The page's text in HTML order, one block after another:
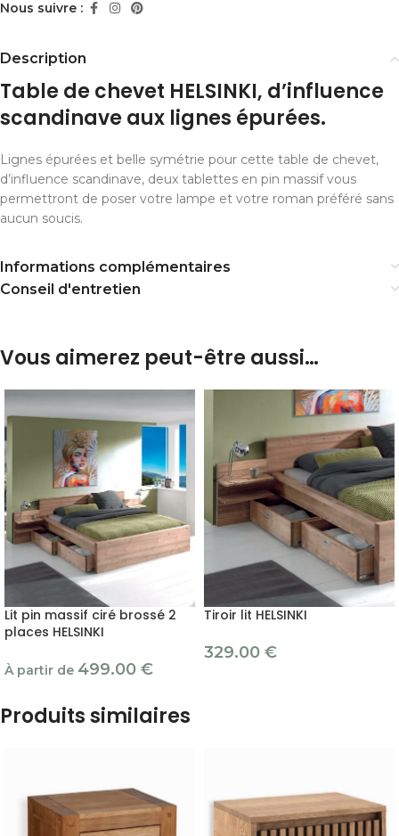
Nous suivre :
Description
Table de chevet HELSINKI, d’influence
scandinave aux lignes épurées.
Lignes épurées et belle symétrie pour cette table de chevet,
d’influence scandinave, deux tablettes en pin massif vous
permettront de poser votre lampe et votre roman préféré sans
aucun soucis.
Informations complémentaires
Conseil d'entretien
Vous aimerez peut-être aussi…
Lit pin massif ciré brossé 2
places HELSINKI
À partir de 499.00 €
Tiroir lit HELSINKI
329.00 €
Produits similaires